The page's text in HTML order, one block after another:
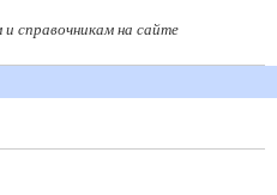
справочникам на сайте